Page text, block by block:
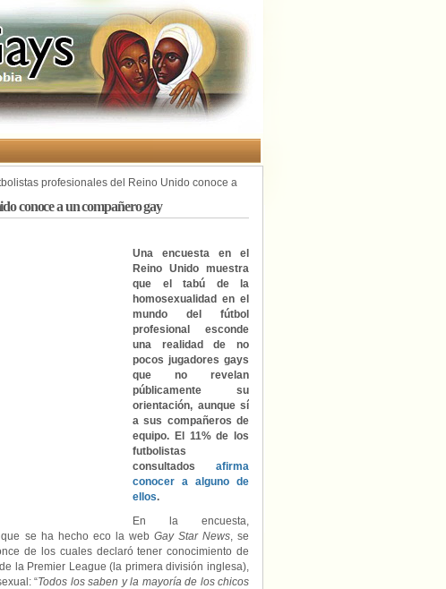
profesionales del Reino Unido conoce a
conoce a un compañero gay
Una encuesta en el
Reino Unido muestra
que el tabú de la
homosexualidad en el
mundo del fútbol
profesional esconde
una realidad de no
pocos jugadores gays
que no revelan
públicamente su
orientación, aunque sí
a sus compañeros de
equipo. El 11% de los
futbolistas
consultados afirma
conocer a alguno de
ellos.
En la encuesta,
se ha hecho eco la web Gay Star News, se
de los cuales declaró tener conocimiento de
la Premier League (la primera división inglesa),
“Todos los saben y la mayoría de los chicos